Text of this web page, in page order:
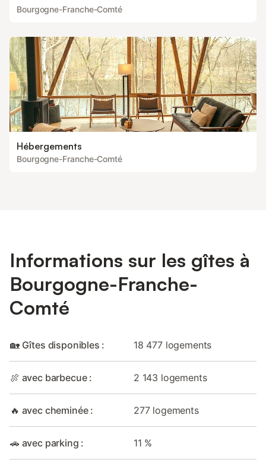
Bourgogne-Franche-Comté
Hébergements
Bourgogne-Franche-Comté
Informations sur les gîtes à
Bourgogne-Franche-
Comté
🏡 Gîtes disponibles : 18 477 logements
🍖 avec barbecue : 2 143 logements
🔥 avec cheminée : 277 logements
🚗 avec parking : 11 %